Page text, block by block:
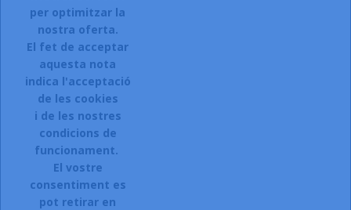
ARTICLES
LA NOSTRA COMPANYIA
CONTACTEU:
Sol.licitar accés a la web.
Registreu-vos:
per optimitzar la
nostra oferta.
El fet de acceptar
aquesta nota
indica l'acceptació
de les cookies
i de les nostres
condicions de
funcionament.
El vostre
consentiment es
pot retirar en